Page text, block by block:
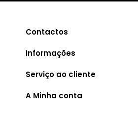
Contactos
Informações
Serviço ao cliente
A Minha conta